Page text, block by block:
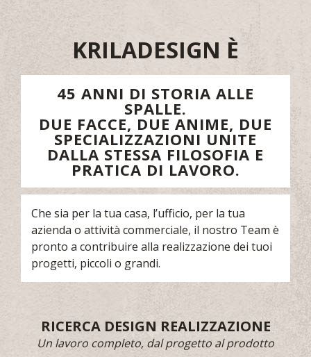
KRILADESIGN È
45 ANNI DI STORIA ALLE
SPALLE.
DUE FACCE, DUE ANIME, DUE
SPECIALIZZAZIONI UNITE
DALLA STESSA FILOSOFIA E
PRATICA DI LAVORO.
Che sia per la tua casa, l’ufficio, per la tua
azienda o attività commerciale, il nostro Team è
pronto a contribuire alla realizzazione dei tuoi
progetti, piccoli o grandi.
RICERCA DESIGN REALIZZAZIONE
Un lavoro completo, dal progetto al prodotto